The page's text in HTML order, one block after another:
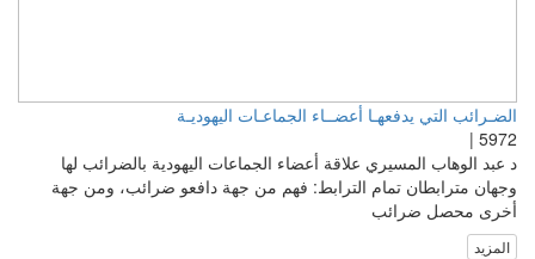
الضـرائب التي يدفعهـا أعضــاء الجماعـات اليهوديـة
5972 |
د عبد الوهاب المسيري علاقة أعضاء الجماعات اليهودية بالضرائب لها
وجهان مترابطان تمام الترابط: فهم من جهة دافعو ضرائب، ومن جهة
أخرى محصل ضرائب
المزيد